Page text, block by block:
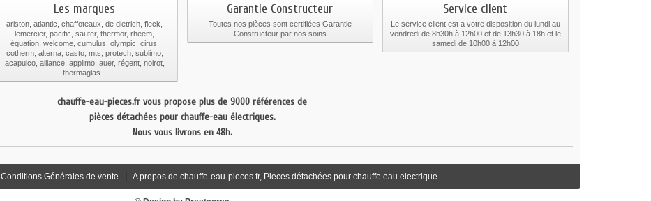
Les marques
ariston, atlantic, chaffoteaux, de dietrich, fleck,
lemercier, pacific, sauter, thermor, rheem,
équation, welcome, cumulus, olympic, cirus,
cotherm, alterna, casto, mts, protech, sublimo,
acapulco, alliance, applimo, auer, régent, noirot,
thermaglas...
Garantie Constructeur
Toutes nos pièces sont certifiées Garantie
Constructeur par nos soins
Service client
Le service client est a votre disposition du lundi au
vendredi de 8h30h à 12h00 et de 13h30 à 18h et le
samedi de 10h00 à 12h00
chauffe-eau-pieces.fr vous propose plus de 9000 références de
pièces détachées pour chauffe-eau électriques.
Nous vous livrons en 48h.
Conditions Générales de vente A propos de chauffe-eau-pieces.fr, Pieces détachées pour chauffe eau electrique